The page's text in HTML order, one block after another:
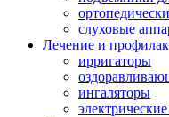
слуховые
Лечение и
ирригаторы
ингаляторы